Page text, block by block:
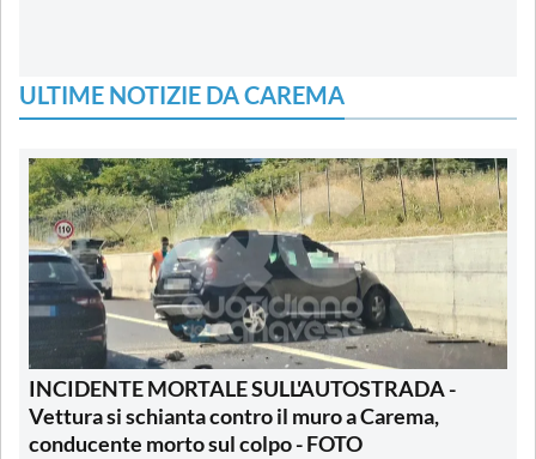
ULTIME NOTIZIE DA CAREMA
INCIDENTE MORTALE SULL'AUTOSTRADA -
Vettura si schianta contro il muro a Carema,
conducente morto sul colpo - FOTO